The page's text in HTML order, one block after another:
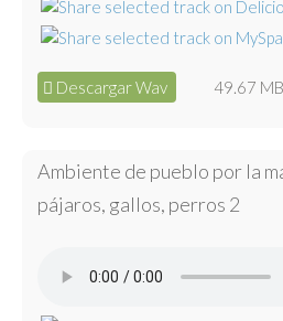
Descargar Wav 49.67 MB
Ambiente de pueblo por la
pájaros, gallos, perros 2